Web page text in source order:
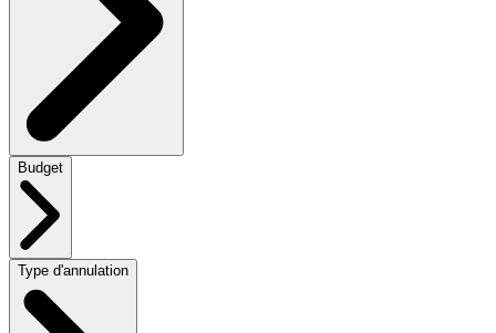
Budget
Type d'annulation